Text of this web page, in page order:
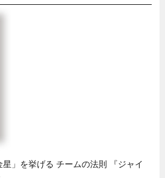
」を挙げる チームの法則 『ジャイ